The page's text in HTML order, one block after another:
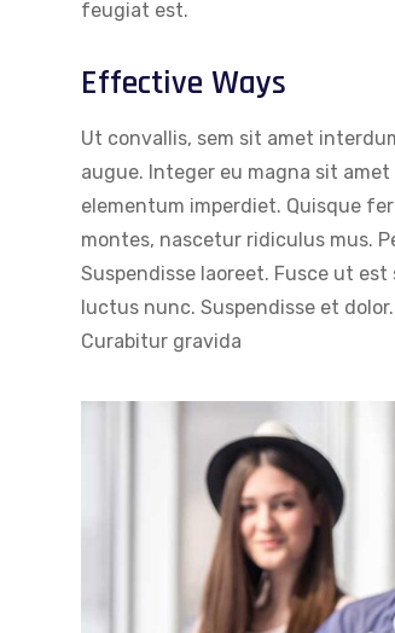
feugiat est.
Effective Ways
Ut convallis, sem sit amet
augue. Integer eu magna sit
elementum imperdiet. Quisque
montes, nascetur ridiculus mus.
Suspendisse laoreet. Fusce ut
luctus nunc. Suspendisse et
Curabitur gravida